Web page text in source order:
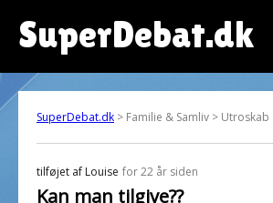
SuperDebat.dk
SuperDebat.dk > Familie & Samliv > Utroskab
tilføjet af Louise for 22 år siden
Kan man tilgive??